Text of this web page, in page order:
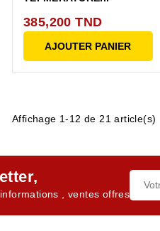
385,200 TND
AJOUTER PANIER
Affichage 1-12 de 21 article(s)
, ventes offres